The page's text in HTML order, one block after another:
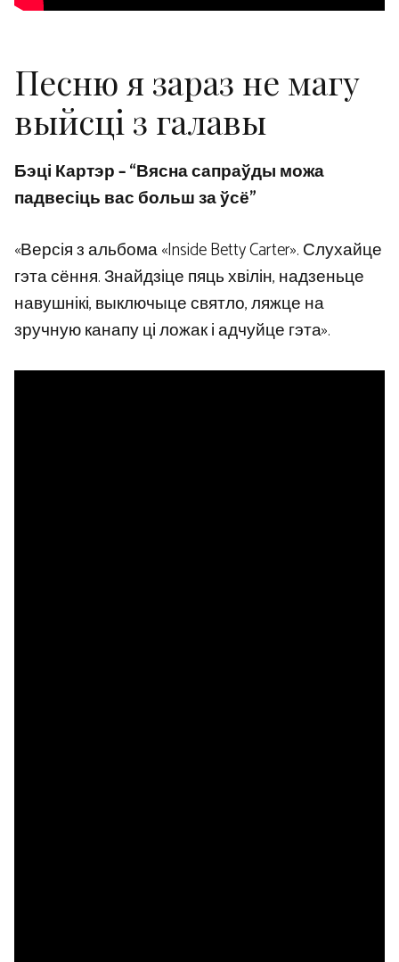
Песню я зараз не магу
выйсці з галавы
Бэці Картэр – “Вясна сапраўды можа
падвесіць вас больш за ўсё”
«Версія з альбома «Inside Betty Carter». Слухайце
гэта сёння. Знайдзіце пяць хвілін, надзеньце
навушнікі, выключыце святло, ляжце на
зручную канапу ці ложак і адчуйце гэта».